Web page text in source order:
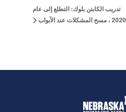
تدريب الكابتن بلوك: التطلع إلى عام
2020 ، مسح المشكلات عند الأبواب